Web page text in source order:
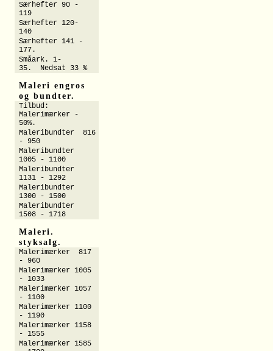
Særhefter 90 -
119
Særhefter 120-
140
Særhefter 141 -
177.
Småark. 1-
35. Nedsat 33 %
Maleri engros
og bundter.
Tilbud:
Malerimærker -
50%.
Maleribundter 816
- 950
Maleribundter
1005 - 1100
Maleribundter
1131 - 1292
Maleribundter
1300 - 1500
Maleribundter
1508 - 1718
Maleri.
styksalg.
Malerimærker 817
- 960
Malerimærker 1005
- 1033
Malerimærker 1057
- 1100
Malerimærker 1100
- 1190
Malerimærker 1158
- 1555
Malerimærker 1585